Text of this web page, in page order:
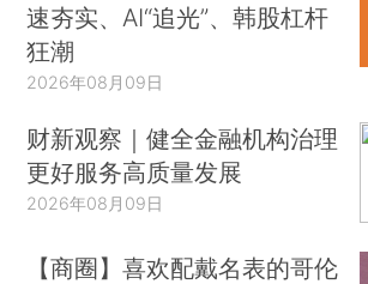
速夯实、AI“追光”、韩股杠杆
狂潮
2026年08月09日
财新观察｜健全金融机构治理
更好服务高质量发展
2026年08月09日
【商圈】喜欢配戴名表的哥伦